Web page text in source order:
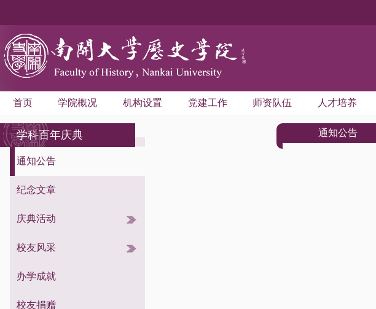
首页 学院概况 机构设置 党建工作 师资队伍 人才培养
学科百年庆典
通知公告
纪念文章
庆典活动
学术活动
校友活动
综合活动
校友风采
校友信息
本科生
硕士生
博士生
留学生
专科生
进修生
校友祝福
办学成就
校友捐赠
通知公告